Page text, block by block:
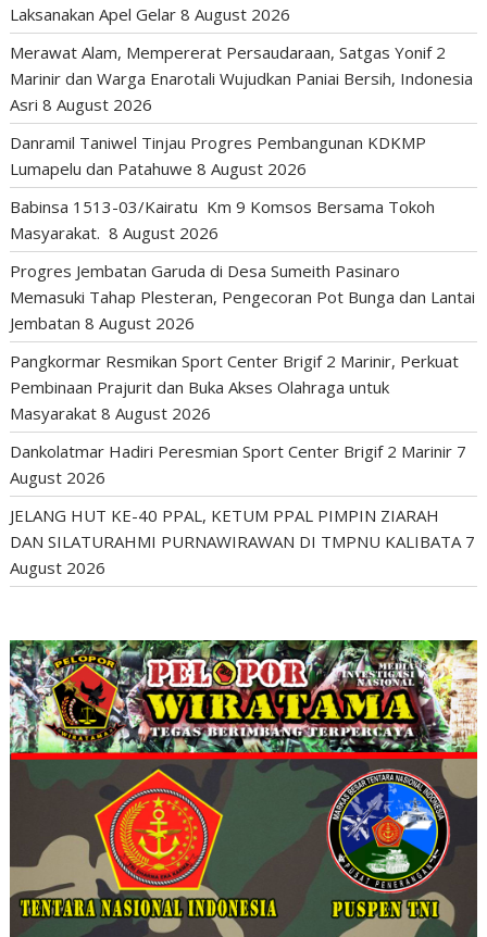
Laksanakan Apel Gelar 8 August 2026
Merawat Alam, Mempererat Persaudaraan, Satgas Yonif 2
Marinir dan Warga Enarotali Wujudkan Paniai Bersih, Indonesia
Asri 8 August 2026
Danramil Taniwel Tinjau Progres Pembangunan KDKMP
Lumapelu dan Patahuwe 8 August 2026
Babinsa 1513-03/Kairatu Km 9 Komsos Bersama Tokoh
Masyarakat. 8 August 2026
Progres Jembatan Garuda di Desa Sumeith Pasinaro
Memasuki Tahap Plesteran, Pengecoran Pot Bunga dan Lantai
Jembatan 8 August 2026
Pangkormar Resmikan Sport Center Brigif 2 Marinir, Perkuat
Pembinaan Prajurit dan Buka Akses Olahraga untuk
Masyarakat 8 August 2026
Dankolatmar Hadiri Peresmian Sport Center Brigif 2 Marinir 7
August 2026
JELANG HUT KE-40 PPAL, KETUM PPAL PIMPIN ZIARAH
DAN SILATURAHMI PURNAWIRAWAN DI TMPNU KALIBATA 7
August 2026